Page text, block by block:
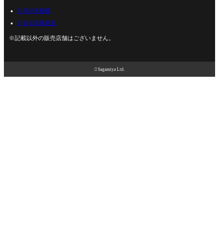
U-BASE相模
U-BASE海老名
※記載以外の販売店舗はございません。
 Sagamiya Ltd.